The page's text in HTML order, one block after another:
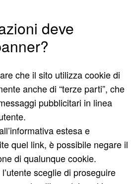
deve
che il sito utilizza cookie di
anche di “terze parti”, che
pubblicitari in linea
estesa e
quel link, è possibile negare il
di qualunque cookie.
sceglie di proseguire